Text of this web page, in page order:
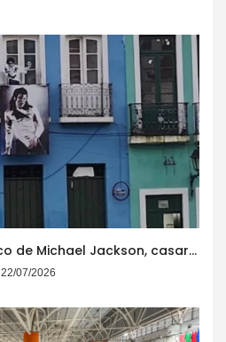
Cenário de clipe icônico de Michael Jackson, casarão azul no centro do Pelourinho enfrenta ordem de desocupação
22/07/2026